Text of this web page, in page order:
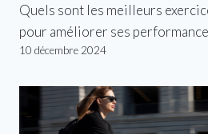
Quels sont les meilleurs
pour améliorer ses
10 décembre 2024